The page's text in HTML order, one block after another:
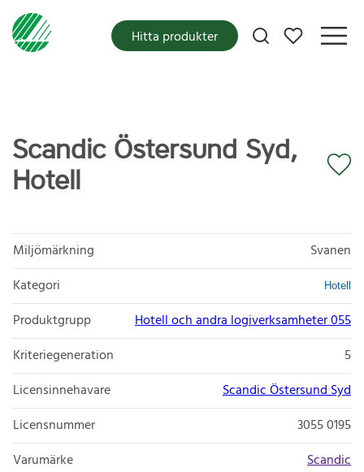
Mina favoriter
Hitta produkter
Scandic Östersund Syd,
Hotell
Miljömärkning
Svanen
Kategori
Hotell
Produktgrupp
Hotell och andra logiverksamheter 055
Kriteriegeneration
5
Licensinnehavare
Scandic Östersund Syd
Licensnummer
3055 0195
Varumärke
Scandic